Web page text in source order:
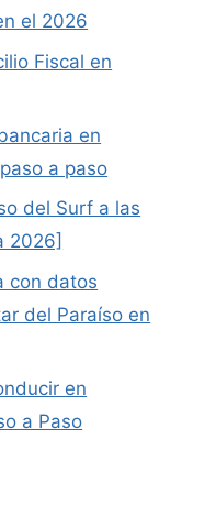
el 2026
Fiscal en
en
a paso
del Surf a las
2026]
con datos
del Paraíso en
en
a Paso